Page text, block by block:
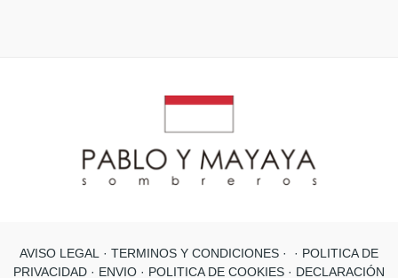
AVISO LEGAL · TERMINOS Y CONDICIONES ·
· POLITICA DE
PRIVACIDAD · ENVIO · POLITICA DE COOKIES · DECLARACIÓN